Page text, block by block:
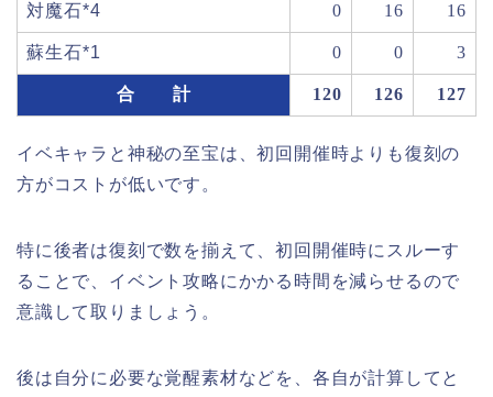
対魔石*4 0 16 16
蘇生石*1 0 0 3
合 計 120 126 127
イベキャラと神秘の至宝は、初回開催時よりも復刻の
方がコストが低いです。
特に後者は復刻で数を揃えて、初回開催時にスルーす
ることで、イベント攻略にかかる時間を減らせるので
意識して取りましょう。
後は自分に必要な覚醒素材などを、各自が計算してと